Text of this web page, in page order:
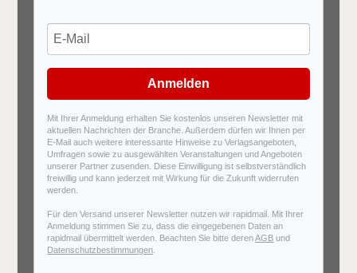
Anmelden
Mit Ihrer Anmeldung erhalten Sie kostenlos unseren Newsletter mit
aktuellen Nachrichten der Branche. Außerdem dürfen wir Ihnen per
E-Mail auch weitere interessante Hinweise zu Verlagsangeboten,
Umfragen sowie zu ausgewählten Veranstaltungen und Angeboten
unserer Partner zusenden. Diese Einwilligung ist selbstverständlich
freiwillig und kann jederzeit mit Wirkung für die Zukunft widerrufen
werden.
Für den Versand unserer Newsletter nutzen wir rapidmail. Mit Ihrer
Anmeldung stimmen Sie zu, dass die eingegebenen Daten an
rapidmail übermittelt werden. Beachten Sie bitte derenAGB und
Datenschutzbestimmungen